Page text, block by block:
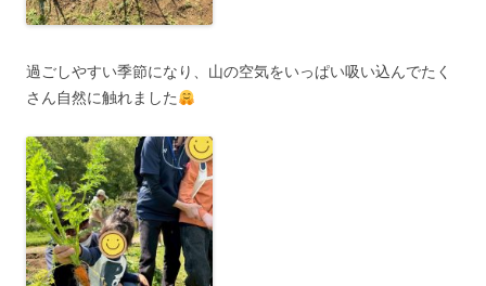
過ごしやすい季節になり、山の空気をいっぱい吸い込んでたく
さん自然に触れました